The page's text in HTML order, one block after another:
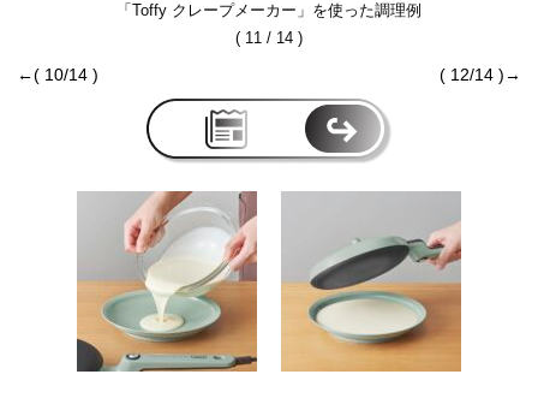
「Toffy クレープメーカー」を使った調理例
( 11 / 14 )
←( 10/14 ) ( 12/14 )→